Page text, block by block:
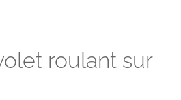
roulant sur